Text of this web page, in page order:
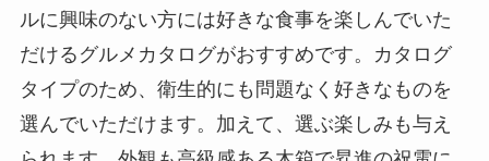
ルに興味のない方には好きな食事を楽しんでいた
だけるグルメカタログがおすすめです。カタログ
タイプのため、衛生的にも問題なく好きなものを
選んでいただけます。加えて、選ぶ楽しみも与え